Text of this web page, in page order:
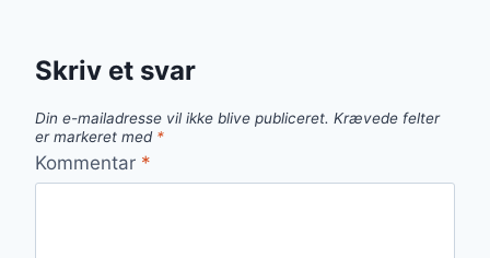
Skriv et svar
Din e-mailadresse vil ikke blive publiceret. Krævede felter
er markeret med *
Kommentar *